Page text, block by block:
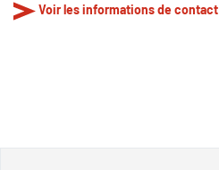
Voir les informations de contact